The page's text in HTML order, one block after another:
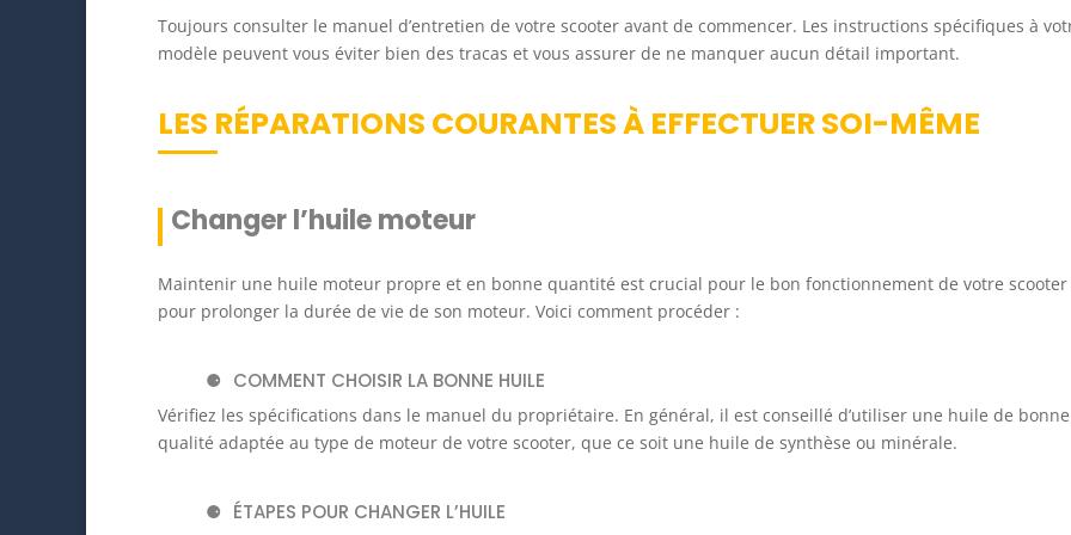
Toujours consulter le manuel d’entretien de votre scooter avant de commencer. Les instructions spécifiques à
modèle peuvent vous éviter bien des tracas et vous assurer de ne manquer aucun détail important.
LES RÉPARATIONS COURANTES À EFFECTUER SOI-MÊME
Changer l’huile moteur
Maintenir une huile moteur propre et en bonne quantité est crucial pour le bon fonctionnement de votre scooter
pour prolonger la durée de vie de son moteur. Voici comment procéder :
COMMENT CHOISIR LA BONNE HUILE
Vérifiez les spécifications dans le manuel du propriétaire. En général, il est conseillé d’utiliser une huile de bonne
qualité adaptée au type de moteur de votre scooter, que ce soit une huile de synthèse ou minérale.
ÉTAPES POUR CHANGER L’HUILE